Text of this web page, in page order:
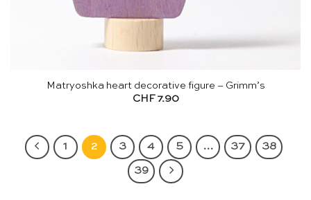
Matryoshka heart decorative figure – Grimm’s
CHF 7.90
1 2 3 4 5 … 37 38
39